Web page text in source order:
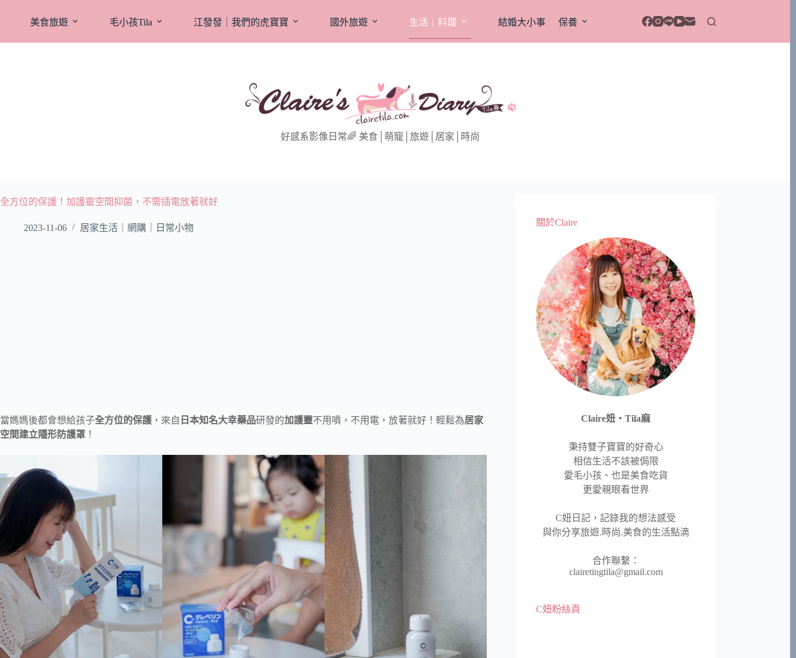
美食旅遊 毛小孩Tila 江發發｜我們的虎寶寶 國外旅遊 生活｜料理 結婚大小事 保養
好感系影像日常🌈 美食│萌寵│旅遊│居家│時尚
全方位的保護！加護靈空間抑菌，不需插電放著就好
2023-11-06 居家生活｜網購｜日常小物
當媽媽後都會想給孩子全方位的保護 ，來自 日本知名大幸藥品研發的加護靈不用噴，不用電，放著就好！輕鬆為居家
空間建立隱形防護罩 ！
關於Claire
Claire妞‧Tila麻
秉持雙子寶寶的好奇心
相信生活不該被侷限
愛毛小孩、也是美食吃貨
更愛親眼看世界
C妞日記，記錄我的想法感受
與你分享旅遊.時尚.美食的生活點滴
合作聯繫：
clairetingtila@gmail.com
C妞粉絲頁